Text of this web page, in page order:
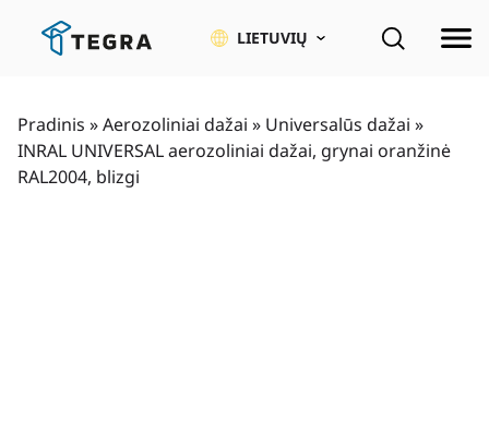
LIETUVIŲ
Pradinis »Aerozoliniai dažai » Universalūs dažai »
INRAL UNIVERSAL aerozoliniai dažai, grynai oranžinė
RAL2004, blizgi